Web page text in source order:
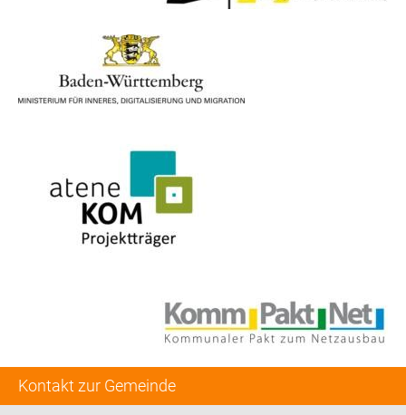
Kontakt zur Gemeinde